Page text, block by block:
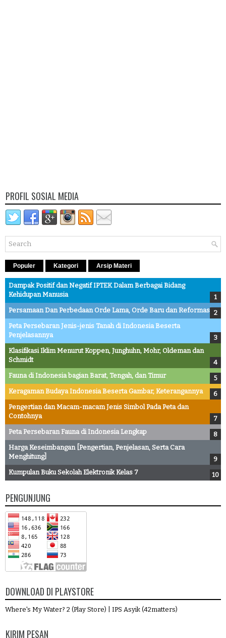
PROFIL SOSIAL MEDIA
Populer Kategori Arsip Materi
Dampak Positif dan Negatif IPTEK Dalam Berbagai Bidang
Kehidupan Manusia
Persamaan Dan Perbedaan Orde Lama, Orde Baru dan Reformasi
Peta Persebaran Jenis-jenis Tanah di Indonesia Beserta
Penjelasannya
Klasifikasi Iklim Menurut Koppen, Junghuhn, Mohr, Oldeman dan
Schmidt
Fauna di Indonesia bagian Barat, Tengah, dan Timur
Keragaman Budaya Indonesia Beserta Gambar, Keterangannya
Pengertian dan Macam-macam Jenis Simbol Pada Peta dan
Contohnya
Peta Persebaran Fauna di Indonesia Lengkap
Harga Keseimbangan [Pengertian, Penjelasan, Serta Cara
Menghitung]
Kumpulan Buku Sekolah Elektronik Kelas 7
PENGUNJUNG
DOWNLOAD DI PLAYSTORE
Where's My Water? 2 (Play Store) IPS Asyik (42matters)
KIRIM PESAN